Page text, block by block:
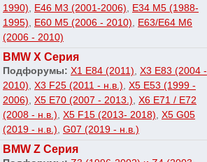
1990), E46 M3 (2001-2006), E34 M5 (1988-
1995), E60 M5 (2006 - 2010), E63/E64 M6
(2006 - 2010)
BMW X Серия
Подфорумы: X1 E84 (2011), X3 E83 (2004 -
2010), X3 F25 (2011 - н.в.), X5 E53 (1999 -
2006), X5 E70 (2007 - 2013.), X6 E71 / E72
(2008 - н.в.), X5 F15 (2013- 2018), X5 G05
(2019 - н.в.), G07 (2019 - н.в.)
BMW Z Серия